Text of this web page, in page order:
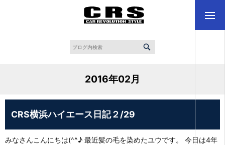
2016年02月
CRS横浜ハイエース日記２/29
みなさんこんにちは(^^♪ 最近髪の毛を染めたユウです。 今日は4年